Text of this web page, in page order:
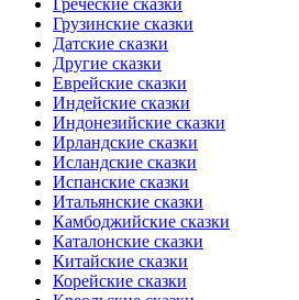
Грузинские сказки
Датские сказки
Другие сказки
Еврейские сказки
Индейские сказки
Индонезийские сказки
Ирландские сказки
Исландские сказки
Испанские сказки
Итальянские сказки
Камбоджийские сказки
Каталонские сказки
Китайские сказки
Корейские сказки